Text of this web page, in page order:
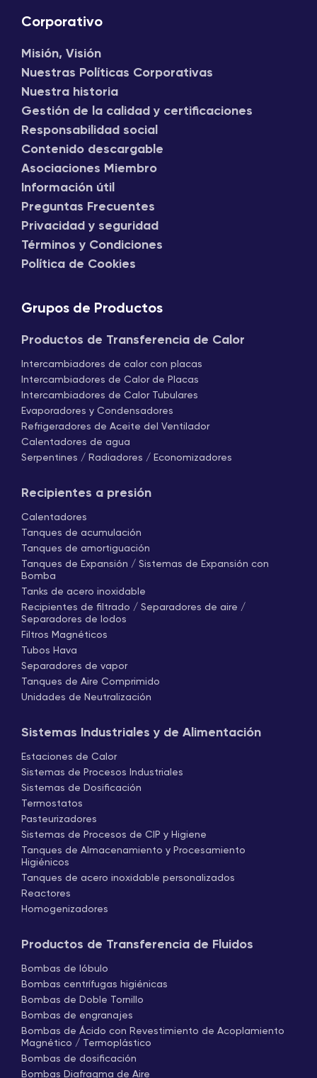
Corporativo
Misión, Visión
Nuestras Políticas Corporativas
Nuestra historia
Gestión de la calidad y certificaciones
Responsabilidad social
Contenido descargable
Asociaciones Miembro
Información útil
Preguntas Frecuentes
Privacidad y seguridad
Términos y Condiciones
Política de Cookies
Grupos de Productos
Productos de Transferencia de Calor
Intercambiadores de calor con placas
Intercambiadores de Calor de Placas
Intercambiadores de Calor Tubulares
Evaporadores y Condensadores
Refrigeradores de Aceite del Ventilador
Calentadores de agua
Serpentines / Radiadores / Economizadores
Recipientes a presión
Calentadores
Tanques de acumulación
Tanques de amortiguación
Tanques de Expansión / Sistemas de Expansión con
Bomba
Tanks de acero inoxidable
Recipientes de filtrado / Separadores de aire /
Separadores de lodos
Filtros Magnéticos
Tubos Hava
Separadores de vapor
Tanques de Aire Comprimido
Unidades de Neutralización
Sistemas Industriales y de Alimentación
Estaciones de Calor
Sistemas de Procesos Industriales
Sistemas de Dosificación
Termostatos
Pasteurizadores
Sistemas de Procesos de CIP y Higiene
Tanques de Almacenamiento y Procesamiento
Higiénicos
Tanques de acero inoxidable personalizados
Reactores
Homogenizadores
Productos de Transferencia de Fluidos
Bombas de lóbulo
Bombas centrífugas higiénicas
Bombas de Doble Tornillo
Bombas de engranajes
Bombas de Ácido con Revestimiento de Acoplamiento
Magnético / Termoplástico
Bombas de dosificación
Bombas Diafragma de Aire